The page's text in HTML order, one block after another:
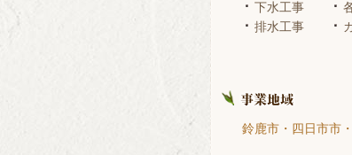
下水工事
排水工事
鈴鹿市・四日市市